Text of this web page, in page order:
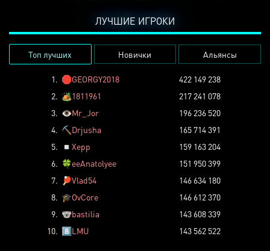
ЛУЧШИЕ ИГРОКИ
Топ лучших Новички Альянсы
1. 🛑GEORGY2018
422 149 238
2. 🏕️1811961
217 241 078
3. 👁️Mr_Jor
196 236 520
4. ⛏️ Drjusha
165 714 391
5.
◽ Xepp
159 163 204
6. 🍀eeAnatolyee
151 950 399
7.
🏓Vlad54
146 634 180
8. 🎓OvCore
146 612 370
9. 🐨bastilia
143 608 339
10. 8️⃣LMU 143 562 522